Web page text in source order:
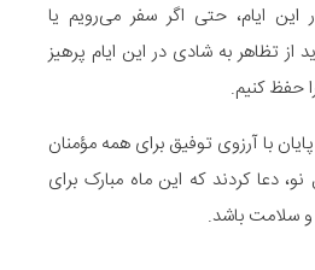
این ایام، حتی اگر سفر می‌رویم یا
از تظاهر به شادی در این ایام پرهیز
حفظ کنیم.
با آرزوی توفیق برای همه مؤمنان
دعا کردند که این ماه مبارک برای
سلامت باشد.